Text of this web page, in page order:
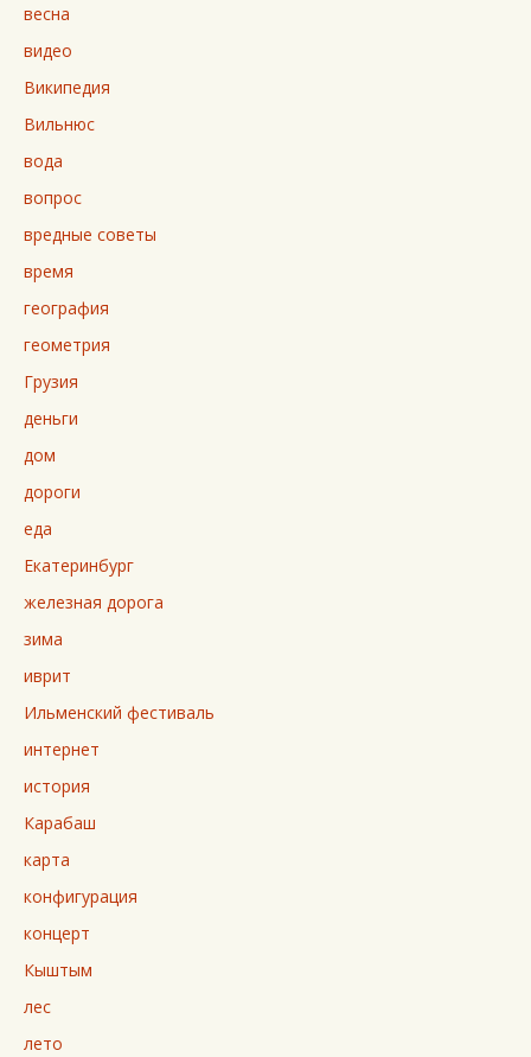
весна
видео
Википедия
Вильнюс
вода
вопрос
вредные советы
время
география
геометрия
Грузия
деньги
дом
дороги
еда
Екатеринбург
железная дорога
зима
иврит
Ильменский фестиваль
интернет
история
Карабаш
карта
конфигурация
концерт
Кыштым
лес
лето